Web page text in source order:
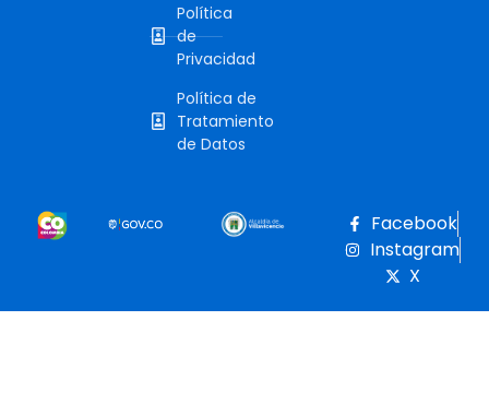
Política
de
Privacidad
Política de
Tratamiento
de Datos
Facebook
Instagram
X